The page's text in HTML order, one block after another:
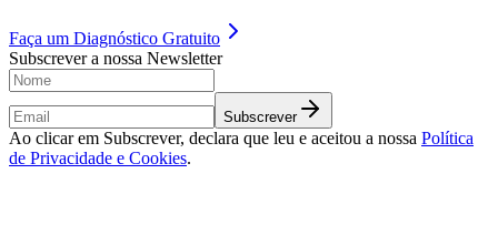
Faça um Diagnóstico Gratuito
Subscrever a nossa Newsletter
Subscrever
Ao clicar em Subscrever, declara que leu e aceitou a nossa Política
de Privacidade e Cookies.